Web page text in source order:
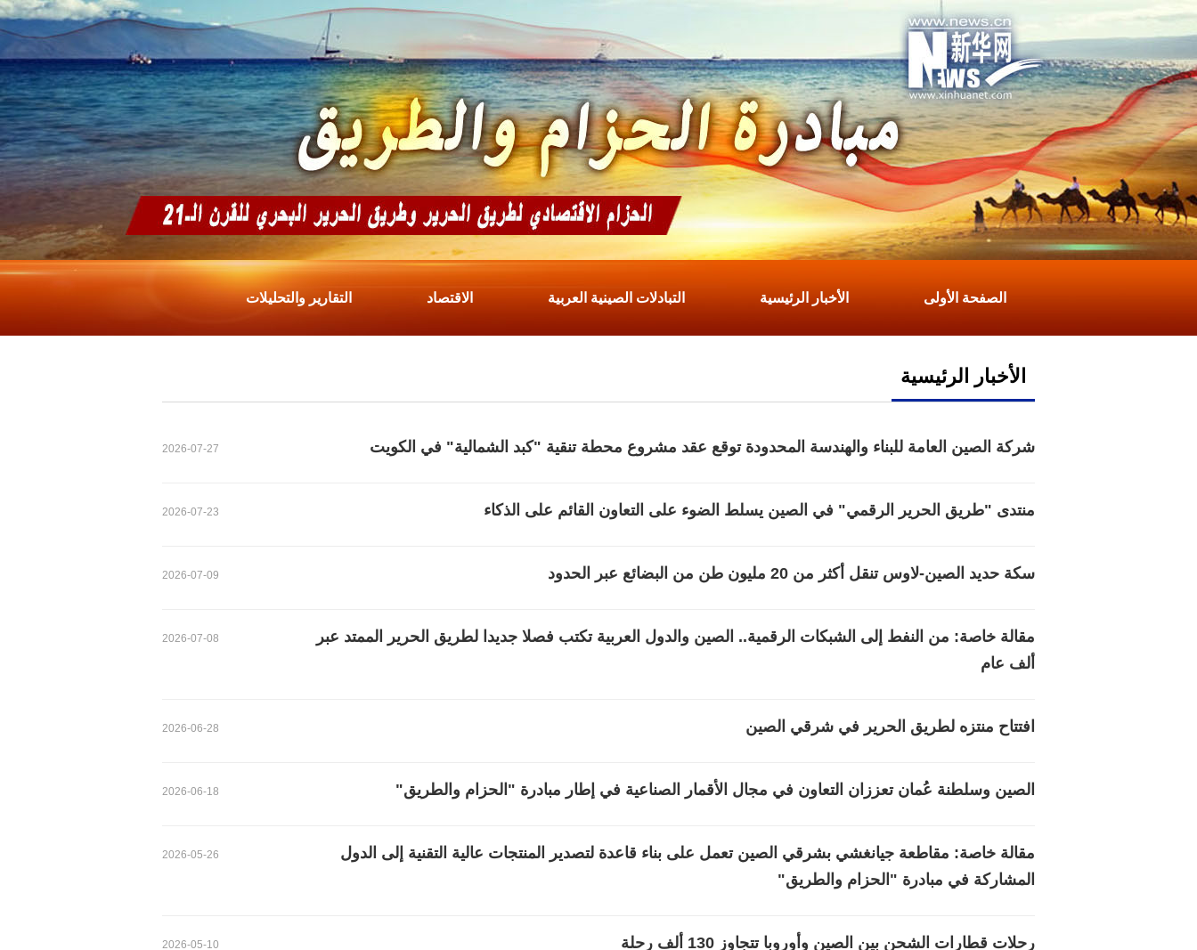
الصفحة الأولى الأخبار الرئيسية التبادلات الصينية العربية الاقتصاد التقارير والتحليلات
الأخبار الرئيسية
شركة الصين العامة للبناء والهندسة المحدودة توقع عقد مشروع محطة تنقية "كبد الشمالية" في الكويت 2026-07-27
منتدى "طريق الحرير الرقمي" في الصين يسلط الضوء على التعاون القائم على الذكاء 2026-07-23
سكة حديد الصين-لاوس تنقل أكثر من 20 مليون طن من البضائع عبر الحدود 2026-07-09
مقالة خاصة: من النفط إلى الشبكات الرقمية.. الصين والدول العربية تكتب فصلا جديدا لطريق الحرير الممتد عبر
ألف عام
2026-07-08
افتتاح منتزه لطريق الحرير في شرقي الصين 2026-06-28
الصين وسلطنة عُمان تعززان التعاون في مجال الأقمار الصناعية في إطار مبادرة "الحزام والطريق" 2026-06-18
مقالة خاصة: مقاطعة جيانغشي بشرقي الصين تعمل على بناء قاعدة لتصدير المنتجات عالية التقنية إلى الدول
المشاركة في مبادرة "الحزام والطريق"
2026-05-26
رحلات قطارات الشحن بين الصين وأوروبا تتجاوز 130 ألف رحلة 2026-05-10